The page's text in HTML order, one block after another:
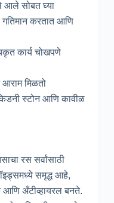
आले सोबत घ्या
गतिमान करतात आणि
कार्य चोखपणे
आराम मिळतो
स्टोन आणि कावीळ
रस सर्वांसाठी
समृद्ध आहे,
आणि अँटीव्हायरल बनते.